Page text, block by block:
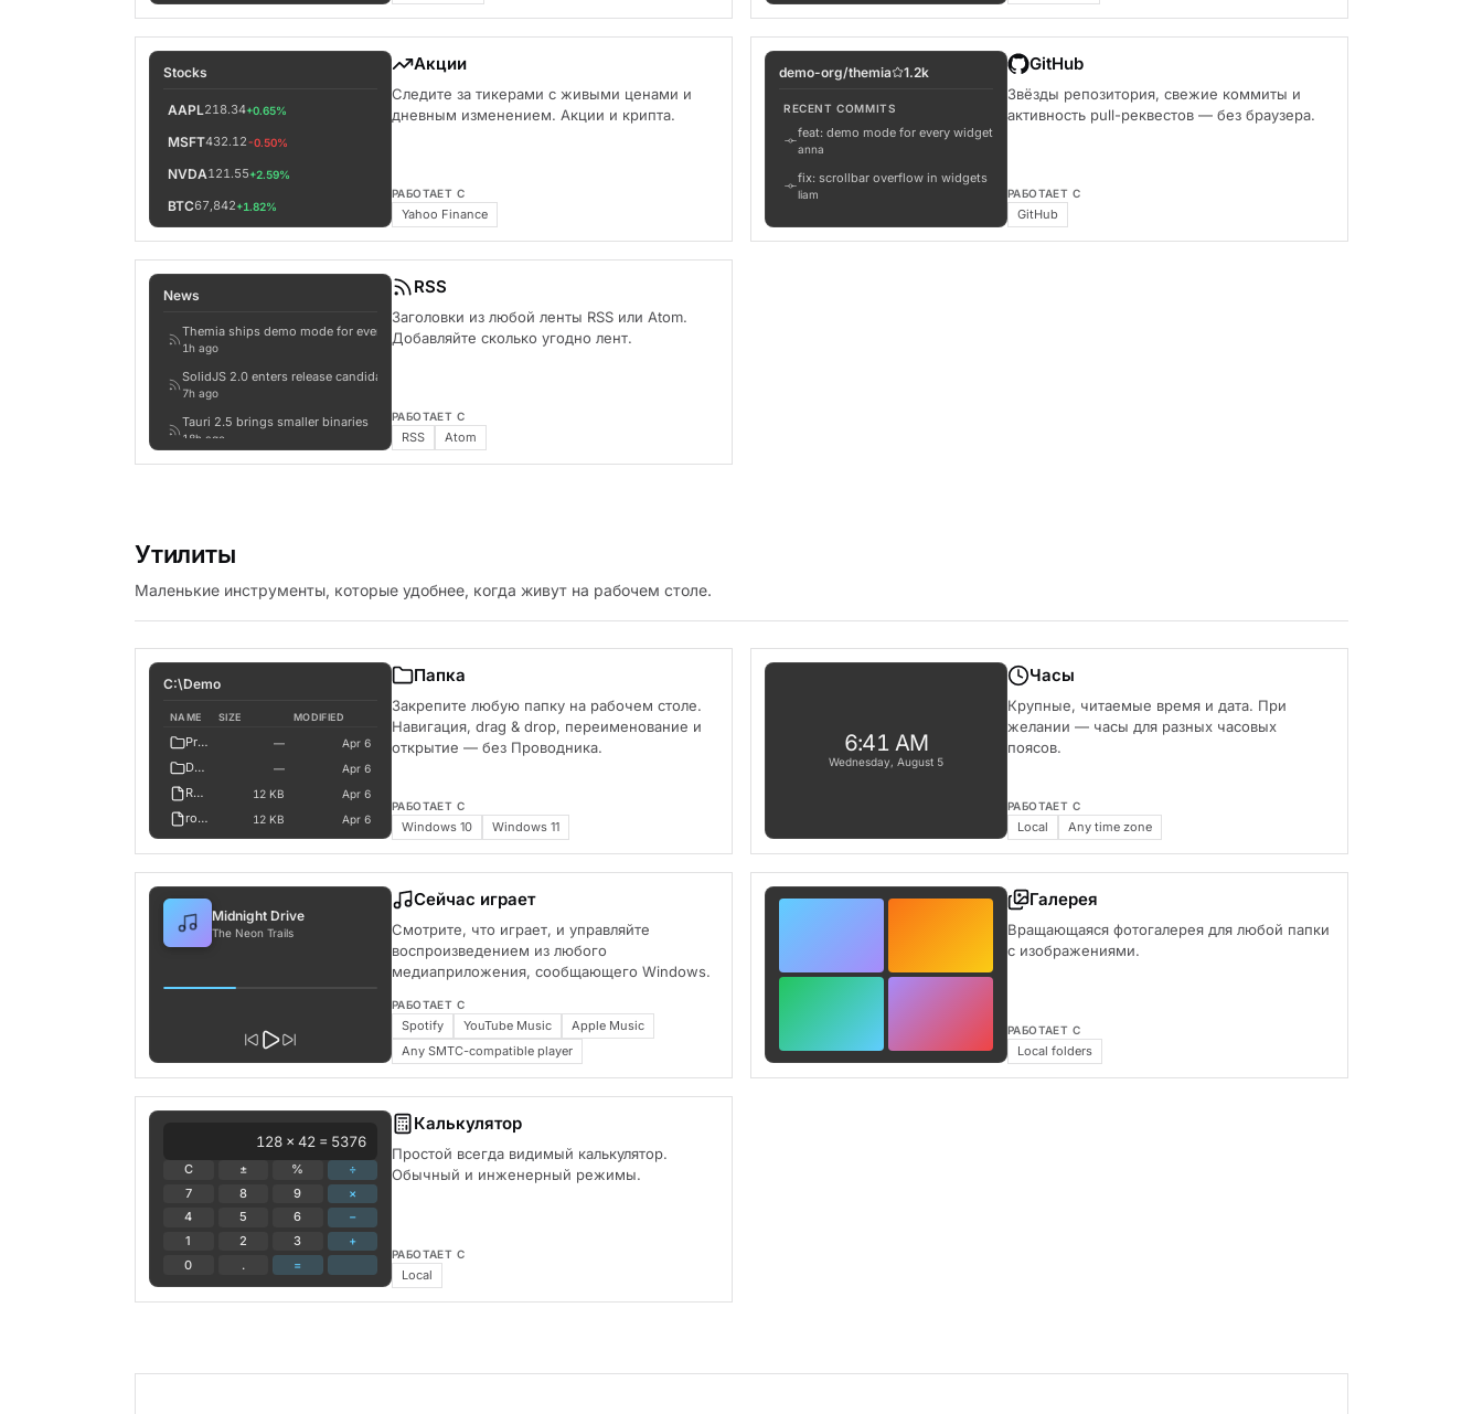
Stocks
AAPL218.34+0.65%
MSFT432.12-0.50%
NVDA121.55+2.59%
BTC67,842+1.82%
Акции
Следите за тикерами с живыми ценами и
дневным изменением. Акции и крипта.
РАБОТАЕТ С
Yahoo Finance
demo-org/themia 1.2k
RECENT COMMITS
feat: demo mode for every widget
anna
fix: scrollbar overflow in widgets
liam
sofia
GitHub
Звёзды репозитория, свежие коммиты и
активность pull-реквестов — без браузера.
РАБОТАЕТ С
GitHub
News
Themia ships demo mode for every widget
1h ago
SolidJS 2.0 enters release candidate
7h ago
Tauri 2.5 brings smaller binaries
18h ago
The desktop is back
RSS
Заголовки из любой ленты RSS или Atom.
Добавляйте сколько угодно лент.
РАБОТАЕТ С
RSS Atom
Утилиты
Маленькие инструменты, которые удобнее, когда живут на рабочем столе.
C:\Demo
NAME SIZE MODIFIED
Projects — Apr 6
Documents — Apr 6
README.md 12 KB Apr 6
roadmap.md 12 KB Apr 6
budget.xlsx
mockup-v2.png 1.2 MB Apr 6
Папка
Закрепите любую папку на рабочем столе.
Навигация, drag & drop, переименование и
открытие — без Проводника.
РАБОТАЕТ С
Windows 10 Windows 11
6:41 AM
Wednesday, August 5
Часы
Крупные, читаемые время и дата. При
желании — часы для разных часовых
поясов.
РАБОТАЕТ С
Local Any time zone
Midnight Drive
The Neon Trails
Сейчас играет
Смотрите, что играет, и управляйте
воспроизведением из любого
медиаприложения, сообщающего Windows.
РАБОТАЕТ С
Spotify YouTube Music
Apple Music
Any SMTC-compatible player
Галерея
Вращающаяся фотогалерея для любой папки
с изображениями.
РАБОТАЕТ С
Local folders
128 × 42 = 5376
C ± %
÷
7
8 9
×
4
5 6
−
1
2 3
+
0
. =
Калькулятор
Простой всегда видимый калькулятор.
Обычный и инженерный режимы.
РАБОТАЕТ С
Local